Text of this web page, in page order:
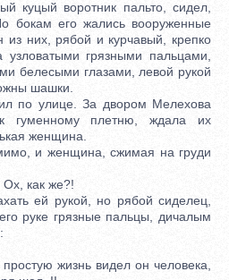
куцый воротник пальто, сидел,
бокам его жались вооруженные
них, рябой и курчавый, крепко
грязными пальцами,
белесыми глазами, левой рукой
шашки.
по улице. За двором Мелехова
гуменному плетню, ждала их
женщина.
и женщина, сжимая на груди
как же?!
ей рукой, но рябой сиделец,
руке грязные пальцы, дичалым
жизнь видел он человека,